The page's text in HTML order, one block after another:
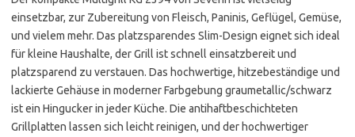
einsetzbar, zur Zubereitung von Fleisch, Paninis, Geflügel, Gemüse,
und vielem mehr. Das platzsparendes Slim-Design eignet sich ideal
für kleine Haushalte, der Grill ist schnell einsatzbereit und
platzsparend zu verstauen. Das hochwertige, hitzebeständige und
lackierte Gehäuse in moderner Farbgebung graumetallic/schwarz
ist ein Hingucker in jeder Küche. Die antihaftbeschichteten
Grillplatten lassen sich leicht reinigen, und der hochwertiger